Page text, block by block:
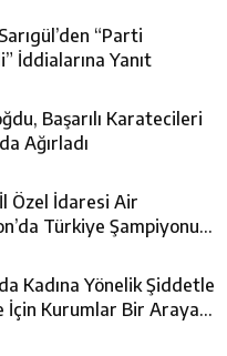
“Parti
İddialarına Yanıt
Başarılı Karatecileri
Ağırladı
Özel İdaresi Air
Türkiye Şampiyonu
Kadına Yönelik Şiddetle
İçin Kurumlar Bir Araya